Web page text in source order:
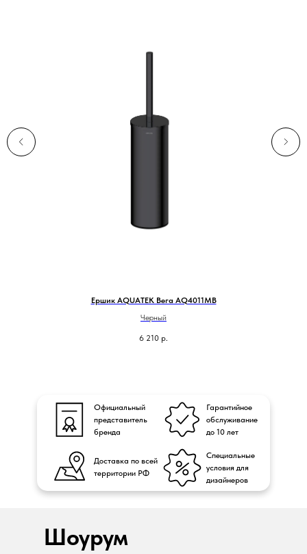
Ершик AQUATEK Вега AQ4011MB
Черный
6 210 р.
Официальный
представитель
бренда
Доставка по всей
территории РФ
Гарантийное
обслуживание
до 10 лет
Специальные
условия для
дизайнеров
Шоурум